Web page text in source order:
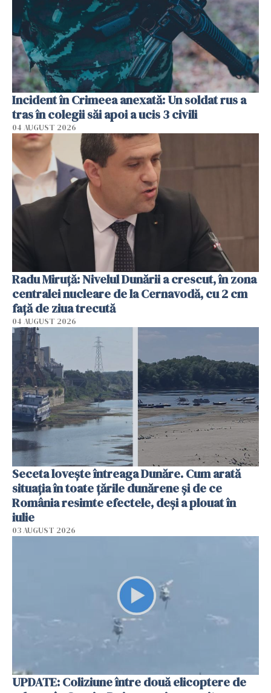
Incident în Crimeea anexată: Un soldat rus a
tras în colegii săi apoi a ucis 3 civili
04 AUGUST 2026
Radu Miruţă: Nivelul Dunării a crescut, în zona
centralei nucleare de la Cernavodă, cu 2 cm
faţă de ziua trecută
04 AUGUST 2026
Seceta lovește întreaga Dunăre. Cum arată
situația în toate țările dunărene și de ce
România resimte efectele, deși a plouat în
iulie
03 AUGUST 2026
UPDATE: Coliziune între două elicoptere de